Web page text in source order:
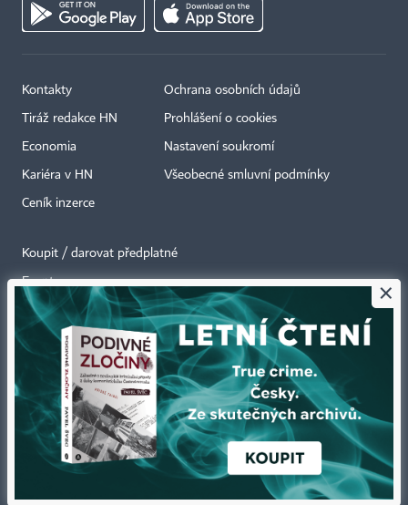
Kontakty
Tiráž redakce HN
Economia
Kariéra v HN
Ceník inzerce
Ochrana osobních údajů
Prohlášení o cookies
Nastavení soukromí
Všeobecné smluvní podmínky
Koupit / darovat předplatné
Eventy
Newslettery
RSS kanály
Autorská práva vykonává vydavatel. Bez písemného svolení vydavatele je
zakázáno jakékoli užití částí nebo celku díla, zejména rozmnožování a šíření
jakýmkoli způsobem, mechanickým nebo elektronickým, v českém nebo
jiném jazyce. Bez souhlasu vydavatele je zakázáno též rozmnožování
obsahu pro účely automatizované analýzy textů nebo dat
×